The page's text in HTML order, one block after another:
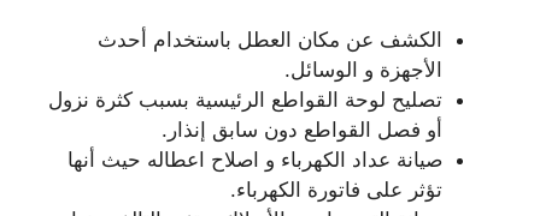
الكشف عن مكان العطل باستخدام أحدث
الأجهزة و الوسائل.
تصليح لوحة القواطع الرئيسية بسبب كثرة نزول
أو فصل القواطع دون سابق إنذار.
صيانة عداد الكهرباء و اصلاح اعطاله حيث أنها
تؤثر على فاتورة الكهرباء.